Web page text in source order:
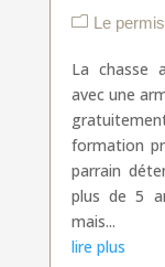
Le
La chasse
avec une
formation
parrain
plus de 5
mais...
lire plus